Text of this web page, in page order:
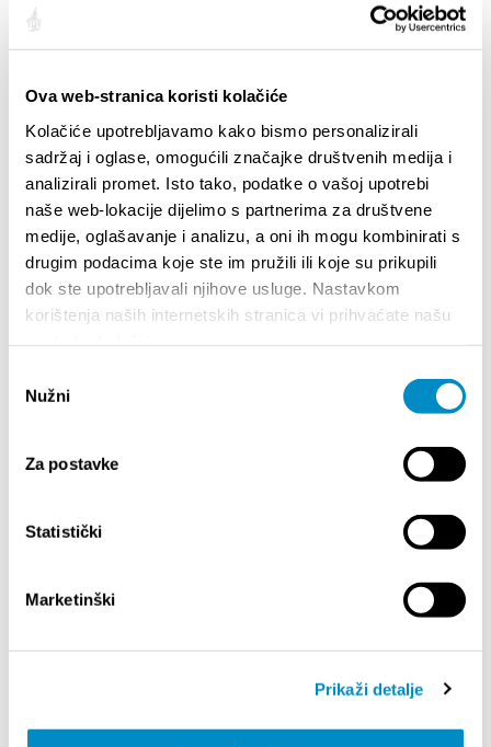
Ova web-stranica koristi kolačiće
Kolačiće upotrebljavamo kako bismo personalizirali
sadržaj i oglase, omogućili značajke društvenih medija i
analizirali promet. Isto tako, podatke o vašoj upotrebi
naše web-lokacije dijelimo s partnerima za društvene
medije, oglašavanje i analizu, a oni ih mogu kombinirati s
drugim podacima koje ste im pružili ili koje su prikupili
dok ste upotrebljavali njihove usluge. Nastavkom
korištenja naših internetskih stranica vi prihvaćate našu
pristanka
Nužni
Za postavke
Statistički
Marketinški
Prikaži detalje
PLATINUM CASINO SPLIT Address: Domovinskog
www.casinoplatinum.hr AUTOMAT KLUB VULKAN
Address: Dubrovačka 1 Dubrovačka 12
Domovinskog rata 23 Obala kneza Domagoja bb
ADMIRAL AUTOMAT KLUB 1 Address: Ulica svetog
Petra starog 19 E­mail: split1@aic.hr Tel: + 385 91
482 2037 + 385 21 567 268 ADMIRAL AUTOMAT
KLUB 2 Adresa: Vukovarska 93 Email: split2@aic.hr
Tel: + 385 91 482 2216 + 385 21 567 268
AUTOMAT ...Mehr
Radwege
Stadt der natürlichen Schönheit